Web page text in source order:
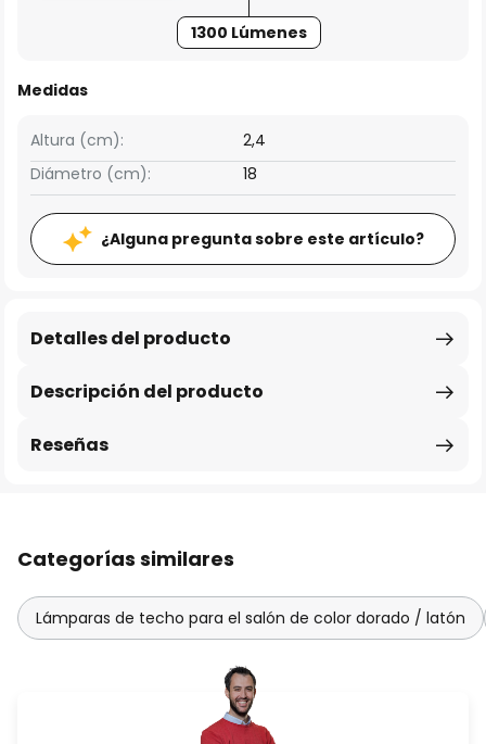
1300 Lúmenes
Medidas
Altura (cm):
2,4
Diámetro (cm):
18
¿Alguna pregunta sobre este artículo?
Descripción del producto
Detalles del producto
Reseñas
Categorías similares
Lámparas de techo para el salón de color dorado / latón